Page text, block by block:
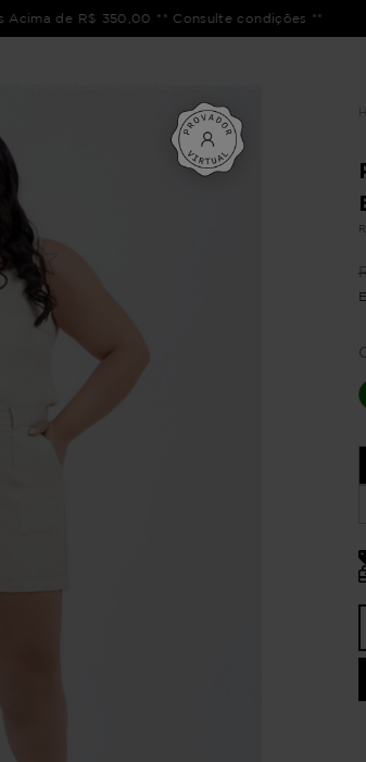
Acima de R$ 350,00 ** Consulte condições **